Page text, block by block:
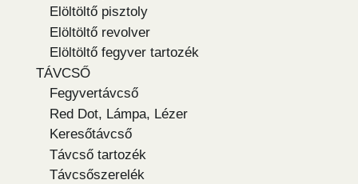
Elöltöltő pisztoly
Elöltöltő revolver
Elöltöltő fegyver tartozék
TÁVCSŐ
Fegyvertávcső
Red Dot, Lámpa, Lézer
Keresőtávcső
Távcső tartozék
Távcsőszerelék